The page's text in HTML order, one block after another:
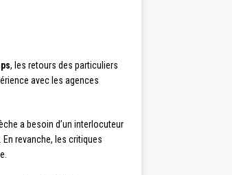
, les retours des particuliers
avec les agences
a besoin d’un interlocuteur
revanche, les critiques